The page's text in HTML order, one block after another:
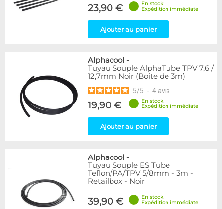
23,90 €
En stock
Expédition immédiate
Ajouter au panier
Alphacool -
Tuyau Souple AlphaTube TPV 7,6 /
12,7mm Noir (Boite de 3m)
5/5 - 4 avis
19,90 €
En stock
Expédition immédiate
Ajouter au panier
Alphacool -
Tuyau Souple ES Tube
Teflon/PA/TPV 5/8mm - 3m -
Retailbox - Noir
39,90 €
En stock
Expédition immédiate